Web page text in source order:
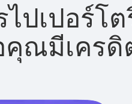
ไปเปอร์โ
คุณมีเครดิ